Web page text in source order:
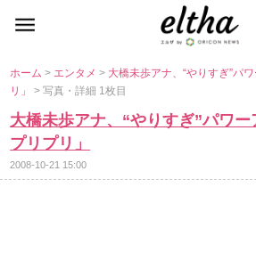
ホーム> エンタメ> 大橋未歩アナ、“やりすぎ”パ
リ」> 写真・詳細 1枚目
大橋未歩アナ、“やりすぎ”パワー
プリプリ」
2008-10-21 15:00